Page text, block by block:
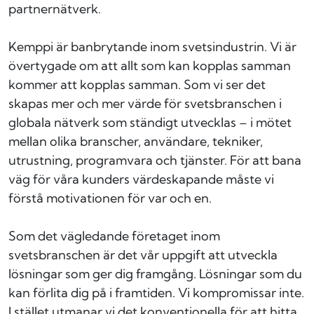
partnernätverk.
Kemppi är banbrytande inom svetsindustrin. Vi är
övertygade om att allt som kan kopplas samman
kommer att kopplas samman. Som vi ser det
skapas mer och mer värde för svetsbranschen i
globala nätverk som ständigt utvecklas – i mötet
mellan olika branscher, användare, tekniker,
utrustning, programvara och tjänster. För att bana
väg för våra kunders värdeskapande måste vi
förstå motivationen för var och en.
Som det vägledande företaget inom
svetsbranschen är det vår uppgift att utveckla
lösningar som ger dig framgång. Lösningar som du
kan förlita dig på i framtiden. Vi kompromissar inte.